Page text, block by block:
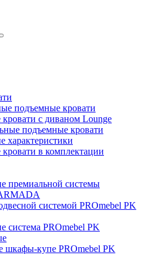
подъемные кровати
с диваном Lounge
подъемные кровати
характеристики
в комплектации
премиальной системы
системой PROmebel PK
система PROmebel PK
шкафы-купе PROmebel PK